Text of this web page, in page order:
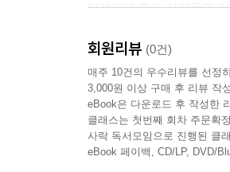
다는 걸 실감한다. 그는 버
--- p.412
다섯개에 죽은 사람들의
이어져 자신에게 전해진
살아낸다.”(207면)
역사와 허구,
현재와 과거를 오가는 마
회원리뷰 (0건)
매주 10건의 우수리뷰를 선정
3,000원 이상 구매 후 리뷰 작
eBook은 다운로드 후 작성한
클래스는 첫번째 회차 주문확
사락 독서모임으로 진행된 클
eBook 페이백, CD/LP, DVD/